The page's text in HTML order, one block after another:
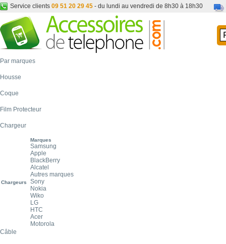
Par marques
Housse
Coque
Film Protecteur
Chargeur
Chargeurs
Marques
Samsung
Apple
BlackBerry
Alcatel
Autres marques
Sony
Nokia
Wiko
LG
HTC
Acer
Motorola
Câble
Service clients 09 51 20 29 45 - du lundi au vendredi de 8h30 à 18h30